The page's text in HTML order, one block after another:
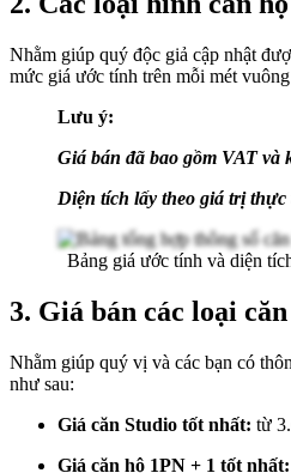
Nhằm giúp quý độc giả cập nhật
mức giá ước tính trên mỗi mét
Lưu ý:
Giá bán đã bao gồm VAT và
Diện tích lấy theo giá trị
Bảng giá ước tính và diện
3. Giá bán các loại
Nhằm giúp quý vị và các bạn có
như sau:
Giá căn Studio tốt nhất: từ
Giá căn hộ 1PN + 1 tốt nhất: